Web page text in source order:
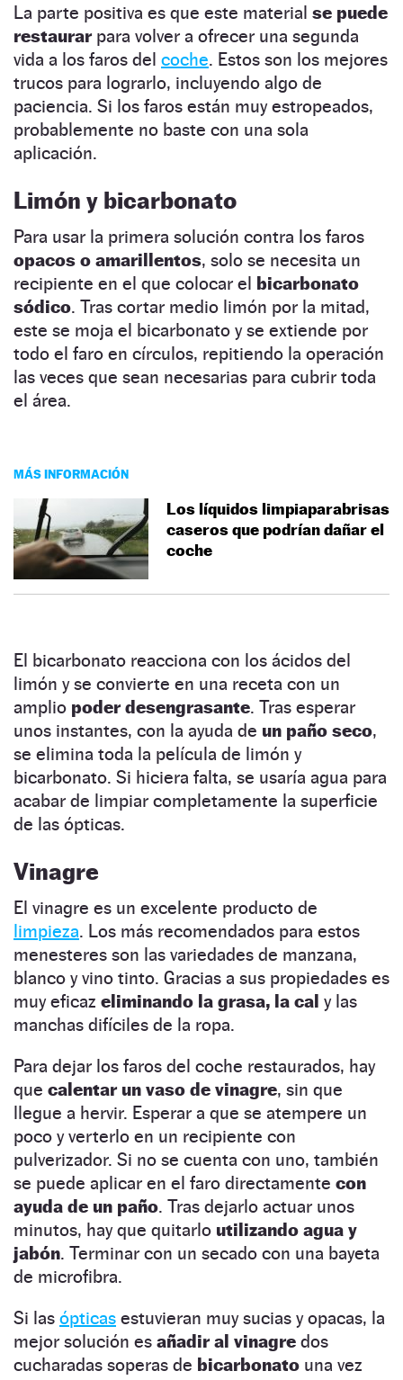
La parte positiva es que este material se puede
restaurarpara volver a ofrecer una segunda
vida a los faros del coche. Estos son los mejores
trucos para lograrlo, incluyendo algo de
paciencia. Si los faros están muy estropeados,
probablemente no baste con una sola
aplicación.
Limón y bicarbonato
Para usar la primera solución contra los faros
opacos o amarillentos, solo se necesita un
recipiente en el que colocar el bicarbonato
sódico. Tras cortar medio limón por la mitad,
este se moja el bicarbonato y se extiende por
todo el faro en círculos, repitiendo la operación
las veces que sean necesarias para cubrir toda
el área.
MÁS INFORMACIÓN
Los líquidos limpiaparabrisas
caseros que podrían dañar el
coche
El bicarbonato reacciona con los ácidos del
limón y se convierte en una receta con un
amplio poder desengrasante. Tras esperar
unos instantes, con la ayuda de un paño seco,
se elimina toda la película de limón y
bicarbonato. Si hiciera falta, se usaría agua para
acabar de limpiar completamente la superficie
de las ópticas.
Vinagre
El vinagre es un excelente producto de
limpieza. Los más recomendados para estos
menesteres son las variedades de manzana,
blanco y vino tinto. Gracias a sus propiedades es
muy eficaz eliminando la grasa, la cal y las
manchas difíciles de la ropa.
Para dejar los faros del coche restaurados, hay
que calentar un vaso de vinagre, sin que
llegue a hervir. Esperar a que se atempere un
poco y verterlo en un recipiente con
pulverizador. Si no se cuenta con uno, también
se puede aplicar en el faro directamente con
ayuda de un paño. Tras dejarlo actuar unos
minutos, hay que quitarlo utilizando agua y
jabón. Terminar con un secado con una bayeta
de microfibra.
Si las ópticas estuvieran muy sucias y opacas, la
mejor solución es añadir al vinagre dos
cucharadas soperas de bicarbonato una vez